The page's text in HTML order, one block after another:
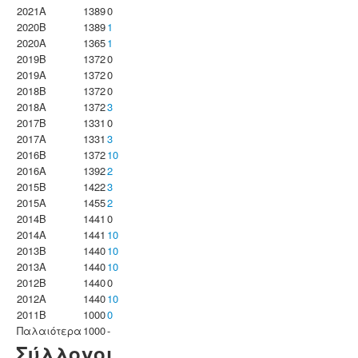
2021A
13890
2020B
13891
2020A
13651
2019B
13720
2019A
13720
2018B
13720
2018A
13723
2017B
1331 0
2017A
1331 3
2016B
137210
2016A
13922
2015B
14223
2015A
14552
2014B
1441 0
2014A
1441 10
2013B
144010
2013A
144010
2012B
14400
2012A
144010
2011B
10000
Παλαιότερα 1000-